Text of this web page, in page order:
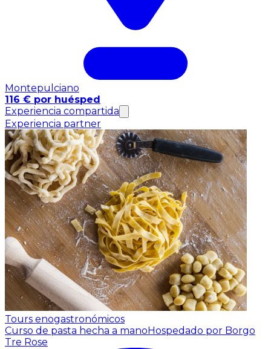
Montepulciano
116 € por huésped
Experiencia compartida
Experiencia partner
Tours enogastronómicos
Curso de pasta hecha a manoHospedado por Borgo
Tre Rose